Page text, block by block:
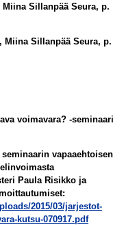
Sillanpää Seura, p.
Miina Sillanpää Seura, p.
voimavara? -seminaari
vapaaehtoisen
Paula Risikko ja
2015/03/jarjestot-
kutsu-070917.pdf